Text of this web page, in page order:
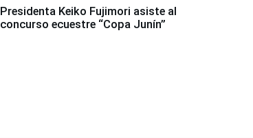
Presidenta Keiko Fujimori asiste al
concurso ecuestre “Copa Junín”